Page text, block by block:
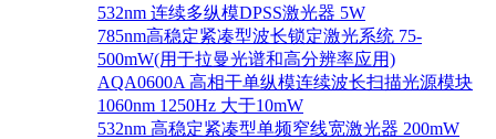
532nm 连续多纵模DPSS激光器 5W
785nm高稳定紧凑型波长锁定激光系统 75-
500mW(用于拉曼光谱和高分辨率应用)
AQA0600A 高相干单纵模连续波长扫描光源模块
1060nm 1250Hz 大于10mW
532nm 高稳定紧凑型单频窄线宽激光器 200mW